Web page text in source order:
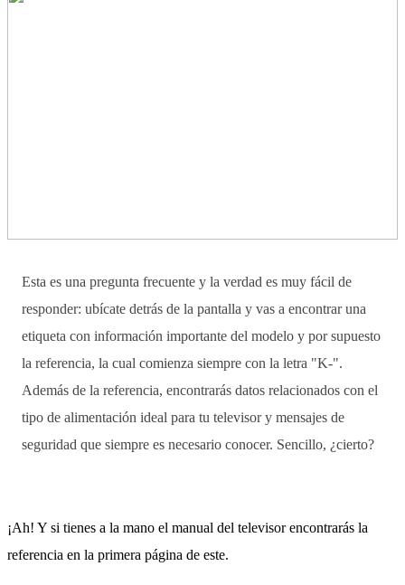
Esta es una pregunta frecuente y la verdad es muy fácil de
responder: ubícate detrás de la pantalla y vas a encontrar una
etiqueta con información importante del modelo y por supuesto
la referencia, la cual comienza siempre con la letra "K-".
Además de la referencia, encontrarás datos relacionados con el
tipo de alimentación ideal para tu televisor y mensajes de
seguridad que siempre es necesario conocer. Sencillo, ¿cierto?
¡Ah! Y si tienes a la mano el manual del televisor encontrarás la
referencia en la primera página de este.